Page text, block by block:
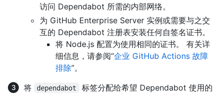
访问 Dependabot 所需的内部网络。
为 GitHub Enterprise Server 实例或需要与之交
互的 Dependabot 注册表安装任何自签名证书。
将 Node.js 配置为使用相同的证书。 有关详
细信息，请参阅“企业 GitHub Actions 故障
排除”。
将
dependabot
标签分配给希望 Dependabot 使用的